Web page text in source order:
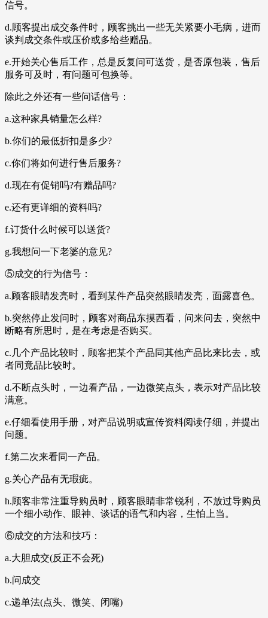
信号。
d.顾客提出成交条件时，顾客挑出一些无关紧要小毛病，进而
谈判成交条件或压价或多给些赠品。
e.开始关心售后工作，总是反复问可送货，是否原包装，售后
服务可及时，有问题可包换等。
除此之外还有一些问话信号：
a.这种家具销量怎么样?
b.你们的最低折扣是多少?
c.你们将如何进行售后服务?
d.现在有促销吗?有赠品吗?
e.还有更详细的资料吗?
f.订货什么时候可以送货?
g.我想问一下老婆的意见?
⑤成交的行为信号：
a.顾客眼睛发亮时，看到某件产品突然眼睛发亮，面露喜色。
b.突然停止发问时，顾客对商品东摸西看，问来问去，突然中
断略有所思时，是在考虑是否购买。
c.几个产品比较时，顾客把某个产品同其他产品比来比去，或
者同竟品比较时。
d.不断点头时，一边看产品，一边微笑点头，表示对产品比较
满意。
e.仔细看使用手册，对产品说明或宣传资料阅读仔细，并提出
问题。
f.第二次来看同一产品。
g.关心产品有无瑕疵。
h.顾客非常注重导购员时，顾客眼睛非常锐利，不放过导购员
一个细小动作、眼神、谈话的语气和内容，生怕上当。
⑥成交的方法和技巧：
a.大胆成交(反正不会死)
b.问成交
c.递单法(点头、微笑、闭嘴)